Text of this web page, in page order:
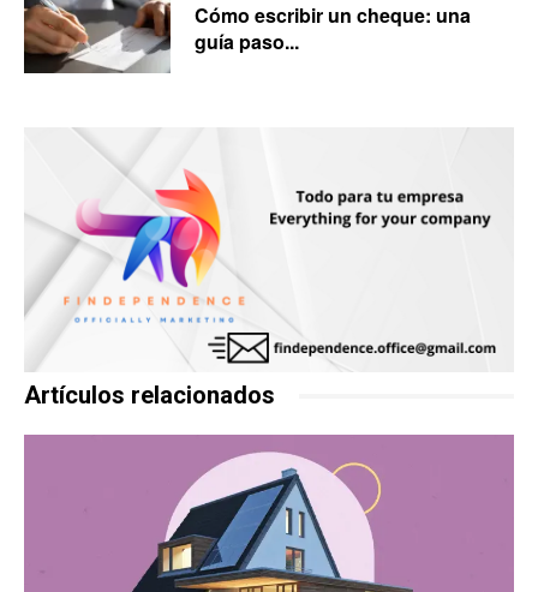
Cómo escribir un cheque: una
guía paso...
Artículos relacionados